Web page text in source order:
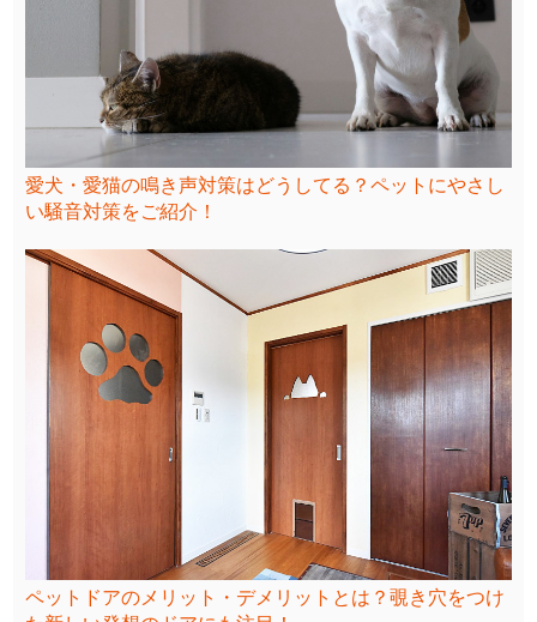
愛犬・愛猫の鳴き声対策はどうしてる？ペットにやさし
い騒音対策をご紹介！
ペットドアのメリット・デメリットとは？覗き穴をつけ